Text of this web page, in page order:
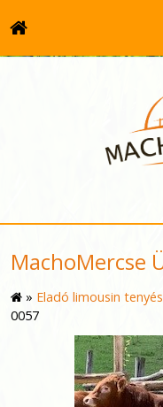
MachoMercse
» Eladó limousin
0057